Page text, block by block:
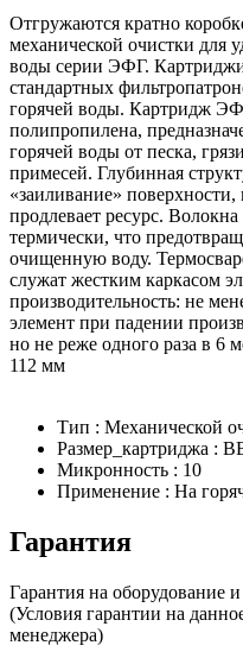
Отгружаются кратно
механической очистки для
воды серии ЭФГ. Картриджи
стандартных
горячей воды. Картридж
полипропилена,
горячей воды от песка,
примесей. Глубинная
«заиливание» поверхности,
продлевает ресурс.
термически, что
очищенную воду.
служат жестким каркасом
производительность: не
элемент при падении
но не реже одного раза в 6
112 мм
Тип : Механической
Размер_картриджа :
Микронность : 10
Применение : На
Гарантия
Гарантия на оборудование
(Условия гарантии на
менеджера)